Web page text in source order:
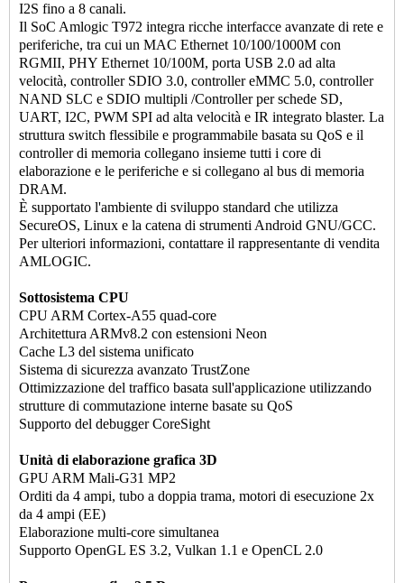
I2S fino a 8 canali.
Il SoC Amlogic T972 integra ricche interfacce avanzate di rete e
periferiche, tra cui un MAC Ethernet 10/100/1000M con
RGMII, PHY Ethernet 10/100M, porta USB 2.0 ad alta
velocità, controller SDIO 3.0, controller eMMC 5.0, controller
NAND SLC e SDIO multipli /Controller per schede SD,
UART, I2C, PWM SPI ad alta velocità e IR integrato blaster. La
struttura switch flessibile e programmabile basata su QoS e il
controller di memoria collegano insieme tutti i core di
elaborazione e le periferiche e si collegano al bus di memoria
DRAM.
È supportato l'ambiente di sviluppo standard che utilizza
SecureOS, Linux e la catena di strumenti Android GNU/GCC.
Per ulteriori informazioni, contattare il rappresentante di vendita
AMLOGIC.
Sottosistema CPU
CPU ARM Cortex-A55 quad-core
Architettura ARMv8.2 con estensioni Neon
Cache L3 del sistema unificato
Sistema di sicurezza avanzato TrustZone
Ottimizzazione del traffico basata sull'applicazione utilizzando
strutture di commutazione interne basate su QoS
Supporto del debugger CoreSight
Unità di elaborazione grafica 3D
GPU ARM Mali-G31 MP2
Orditi da 4 ampi, tubo a doppia trama, motori di esecuzione 2x
da 4 ampi (EE)
Elaborazione multi-core simultanea
Supporto OpenGL ES 3.2, Vulkan 1.1 e OpenCL 2.0